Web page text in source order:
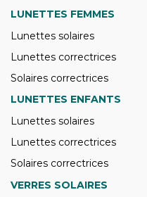
LUNETTES FEMMES
Lunettes solaires
Lunettes correctrices
Solaires correctrices
LUNETTES ENFANTS
Lunettes solaires
Lunettes correctrices
Solaires correctrices
VERRES SOLAIRES